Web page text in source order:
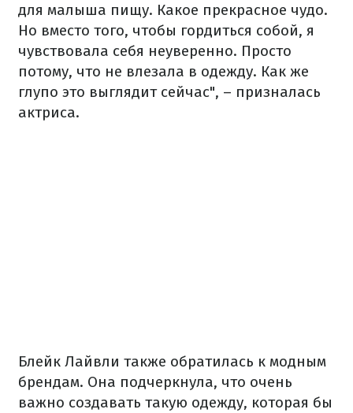
для малыша пищу. Какое прекрасное чудо.
Но вместо того, чтобы гордиться собой, я
чувствовала себя неуверенно. Просто
потому, что не влезала в одежду. Как же
глупо это выглядит сейчас", – призналась
актриса.
Блейк Лайвли также обратилась к модным
брендам. Она подчеркнула, что очень
важно создавать такую одежду, которая бы